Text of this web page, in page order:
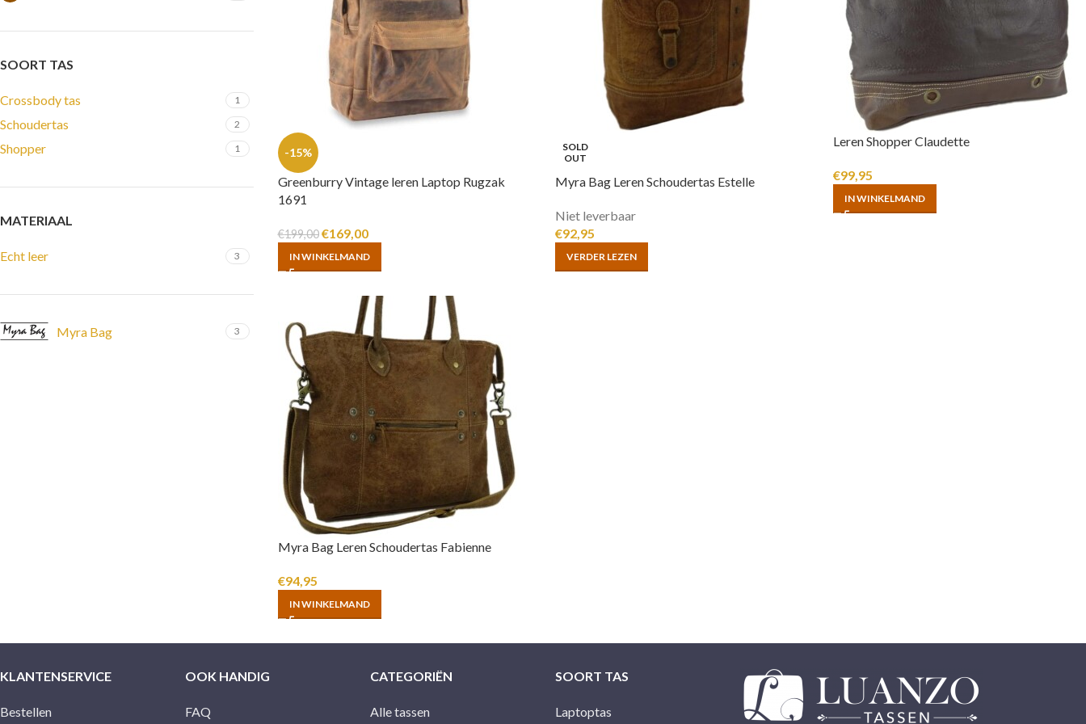
SOORT TAS
Crossbody tas 1
Schoudertas 2
Shopper 1
MATERIAAL
Echt leer 3
Myra Bag 3
-15%
Greenburry Vintage leren Laptop Rugzak
1691
€199,00 €169,00
IN WINKELMAND
SOLD
OUT
Myra Bag Leren Schoudertas Estelle
Niet leverbaar
€92,95
VERDER LEZEN
Leren Shopper Claudette
€99,95
IN WINKELMAND
Myra Bag Leren Schoudertas Fabienne
€94,95
IN WINKELMAND
KLANTENSERVICE
Bestellen
OOK HANDIG
FAQ
CATEGORIËN
Alle tassen
SOORT TAS
Laptoptas